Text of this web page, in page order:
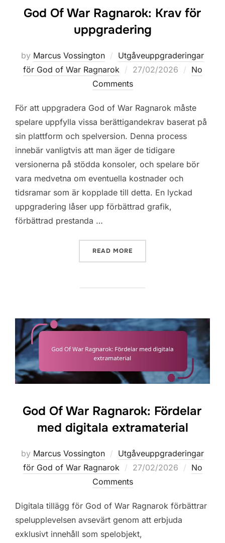
God Of War Ragnarok: Krav för
uppgradering
by Marcus Vossington
Utgåveuppgraderingar
för God of War Ragnarok
Posted
on
27/02/2026
No
Comments
För att uppgradera God of War Ragnarok måste
spelare uppfylla vissa berättigandekrav baserat på
sin plattform och spelversion. Denna process
innebär vanligtvis att man äger de tidigare
versionerna på stödda konsoler, och spelare bör
vara medvetna om eventuella kostnader och
tidsramar som är kopplade till detta. En lyckad
uppgradering låser upp förbättrad grafik,
förbättrad prestanda …
READ MORE
God Of War Ragnarok: Fördelar
med digitala extramaterial
by Marcus Vossington
Utgåveuppgraderingar
för God of War Ragnarok
Posted
on
27/02/2026
No
Comments
Digitala tillägg för God of War Ragnarok förbättrar
spelupplevelsen avsevärt genom att erbjuda
exklusivt innehåll som spelobjekt,